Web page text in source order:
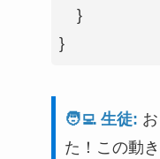
    }
}
🧑‍💻 生徒:
た！この動